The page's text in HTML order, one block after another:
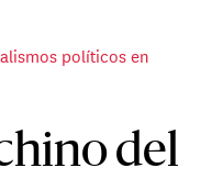
políticos en
del